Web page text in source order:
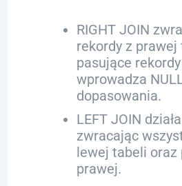
RIGHT JOIN
rekordy z
pasujące
wprowadza
dopasowania.
LEFT JOIN
zwracając
lewej tabeli oraz
prawej.